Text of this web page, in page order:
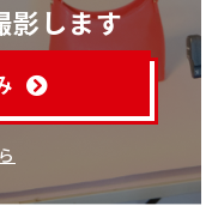
影します